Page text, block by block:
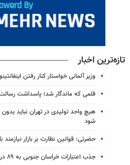
تازه‌ترین اخبار
وزیر آلمانی خواستار کنار رفتن
قلمی که ماندگار شد؛ پاسداشت
هیچ واحد تولیدی در تهران نباید
شود
حضرتی: قوانین نظارت بر بازار
جذب اعتبارات خراسان جنوبی به ۸۹ درصد رسید